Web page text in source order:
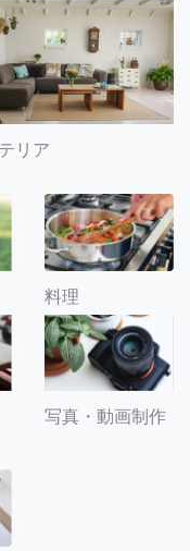
リア
料理
写真・動画制作